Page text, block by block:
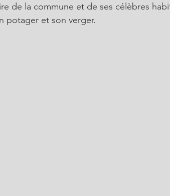
de la commune et de ses célèbres
potager et son verger.